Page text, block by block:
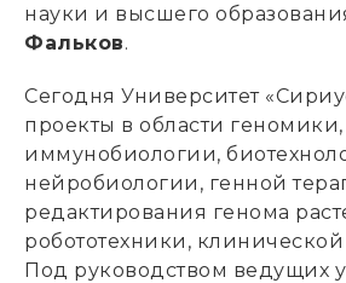
науки и высшего
Фальков.
Сегодня Университет
проекты в области геномики,
иммунобиологии,
нейробиологии, генной
редактирования генома
робототехники,
Под руководством ведущих